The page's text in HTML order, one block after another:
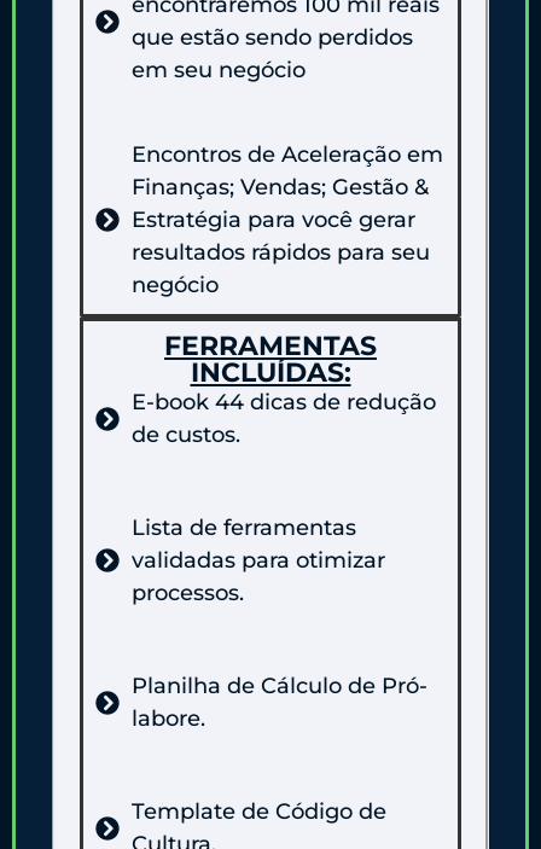
que estão sendo perdidos
em seu negócio
Encontros de Aceleração em
Finanças; Vendas; Gestão &
Estratégia para você gerar
resultados rápidos para seu
negócio
FERRAMENTAS
INCLUÍDAS:
E-book 44 dicas de redução
de custos.
Lista de ferramentas
validadas para otimizar
processos.
Planilha de Cálculo de Pró-
labore.
Template de Código de